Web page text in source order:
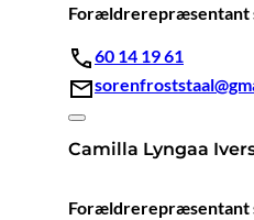
Forældrerepræsentant
60 14 19 61
Camilla Lyngaa
Forældrerepræsentant